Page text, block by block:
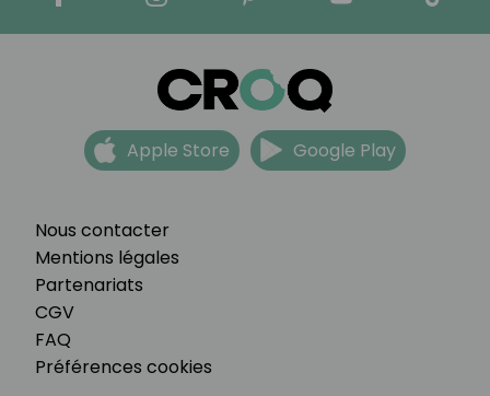
Nous contacter
Mentions légales
Partenariats
CGV
FAQ
Préférences cookies
Apple Store Google Play